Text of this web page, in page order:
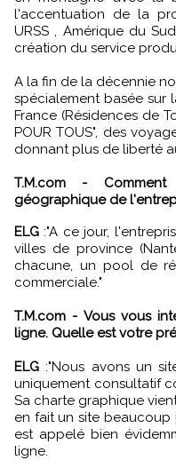
l'accentuation de la
URSS , Amérique du
création du service
A la fin de la décennie
spécialement basée sur
France (Résidences de
POUR TOUS", des
donnant plus de liberté
T.M.com -
géographique de
ELG :"A ce jour,
villes de province
chacune, un pool de
commerciale."
T.M.com - Vous vous
ligne. Quelle est votre
ELG :"Nous avons un
uniquement consultatif
Sa charte graphique
en fait un site beaucoup
est appelé bien
ligne.